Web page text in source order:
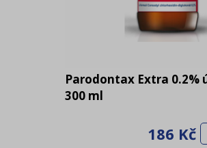
Parodontax Extra 0.2%
300 ml
186 Kč